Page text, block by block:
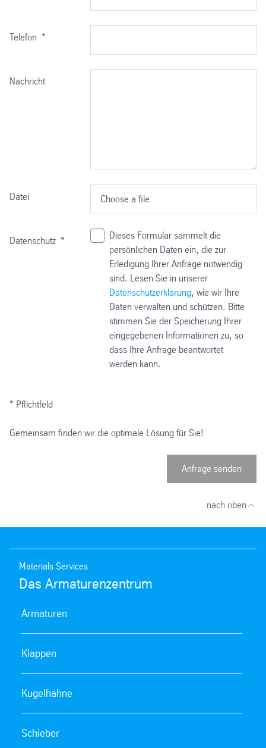
Telefon *
Nachricht
Datei Choose a file
Datenschutz *
Dieses Formular sammelt die
persönlichen Daten ein, die zur
Erledigung Ihrer Anfrage notwendig
sind. Lesen Sie in unserer
Datenschutzerklärung, wie wir Ihre
Daten verwalten und schützen. Bitte
stimmen Sie der Speicherung Ihrer
eingegebenen Informationen zu, so
dass Ihre Anfrage beantwortet
werden kann.
* Pflichtfeld
Gemeinsam finden wir die optimale Lösung für Sie!
Anfrage senden
nach oben
Materials Services
Das Armaturenzentrum
Armaturen
Klappen
Kugelhähne
Schieber